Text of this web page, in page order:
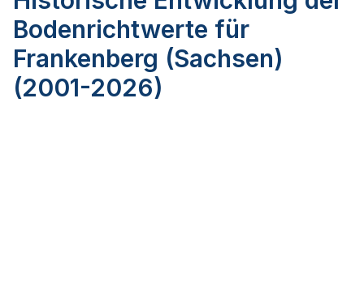
Bodenrichtwerte für
Frankenberg (Sachsen)
(2001-2026)